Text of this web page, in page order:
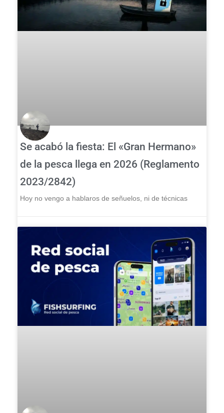
Se acabó la fiesta: El «Gran Hermano»
de la pesca llega en 2026 (Reglamento
2023/2842)
Hoy no vengo a hablaros de señuelos, ni de técnicas